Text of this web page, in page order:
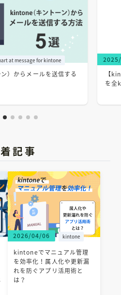
at message for kintone
）からメールを送信する
【
を全
記事
2026/04/06 kintone
kintoneでマニュアル管理
を効率化！属人化や更新漏
れを防ぐアプリ活用術と
は？